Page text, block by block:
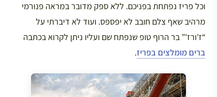
וכל פריז נפתחת בפניכם. ללא ספק מדובר במראה פנורמי
מרהיב שאף צלם חובב לא יפספס. ועוד לא דיברתי על
“ז’ורז'” בר הרוף טופ שנפתח שם ועליו ניתן לקרוא בכתבה
ברים מומלצים בפריז.